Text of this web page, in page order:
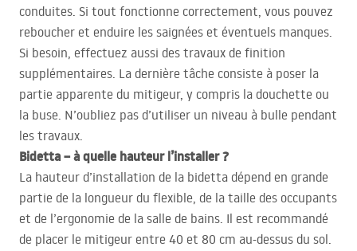
conduites. Si tout fonctionne correctement, vous pouvez
reboucher et enduire les saignées et éventuels manques.
Si besoin, effectuez aussi des travaux de finition
supplémentaires. La dernière tâche consiste à poser la
partie apparente du mitigeur, y compris la douchette ou
la buse. N’oubliez pas d’utiliser un niveau à bulle pendant
les travaux.
Bidetta – à quelle hauteur l’installer ?
La hauteur d’installation de la bidetta dépend en grande
partie de la longueur du flexible, de la taille des occupants
et de l’ergonomie de la salle de bains. Il est recommandé
de placer le mitigeur entre 40 et 80 cm au-dessus du sol.